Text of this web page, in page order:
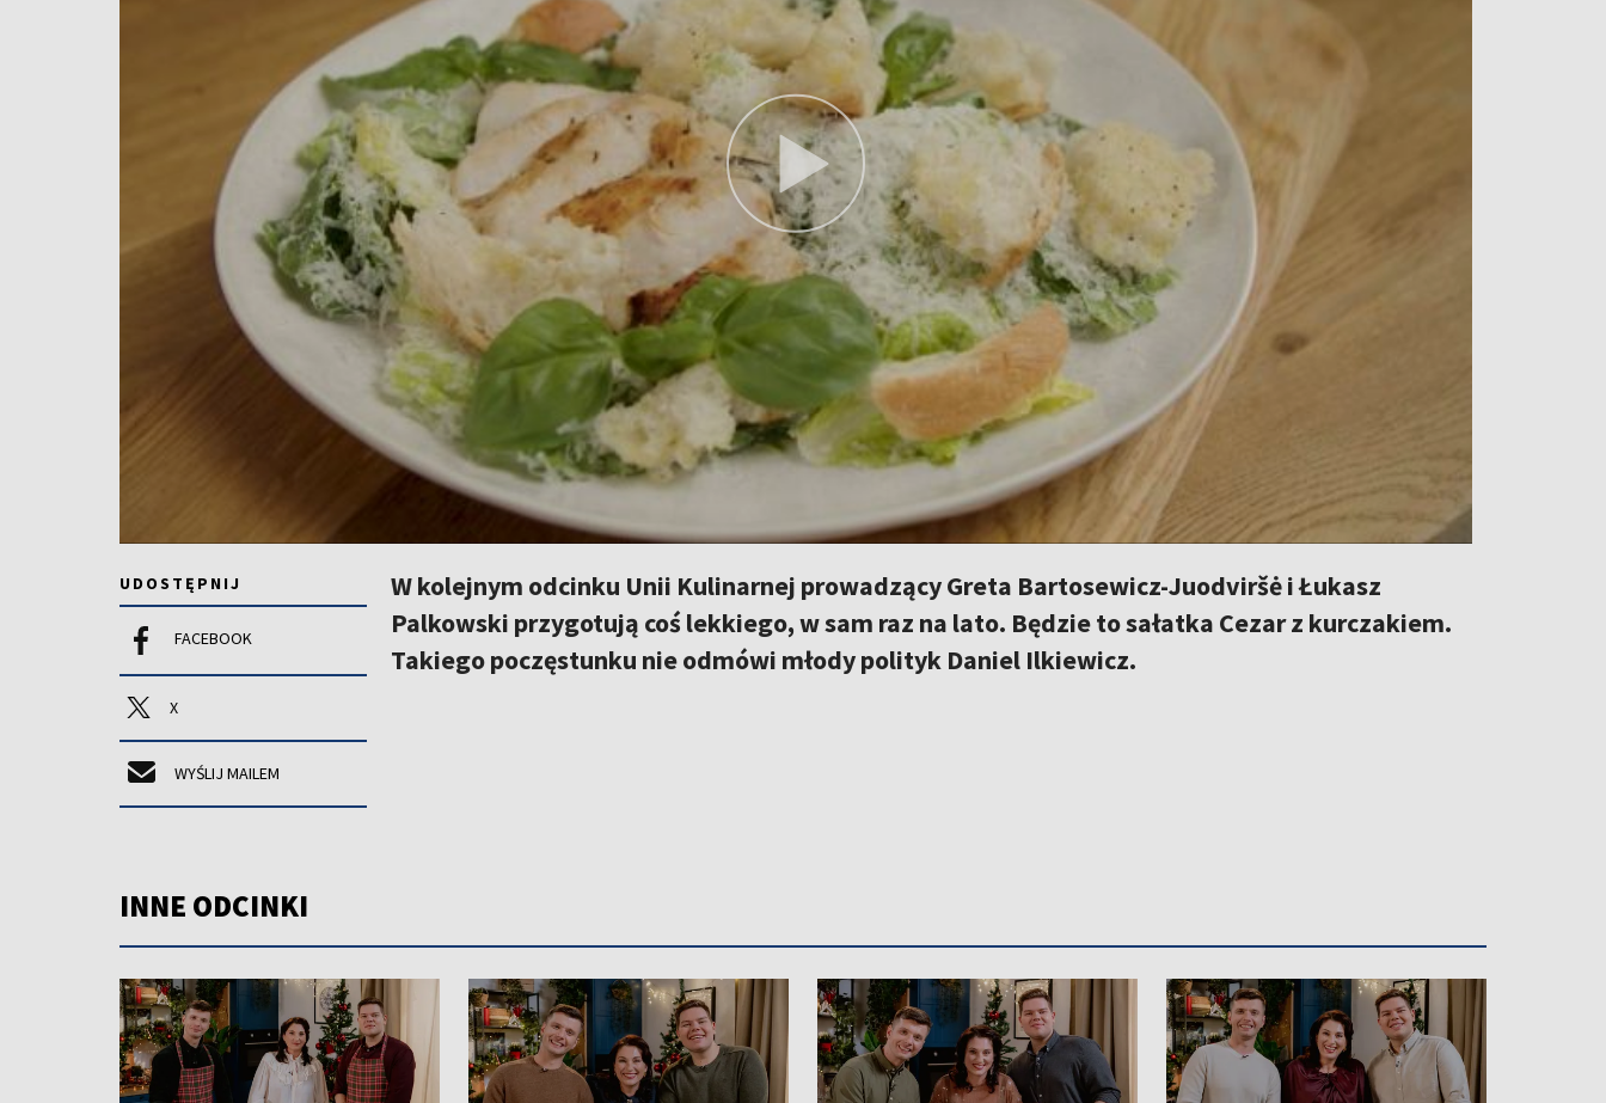
UDOSTĘPNIJ
FACEBOOK
X
WYŚLIJ MAILEM
W kolejnym odcinku Unii Kulinarnej prowadzący Greta Bartosewicz-Juodviršė i Łukasz
Palkowski przygotują coś lekkiego, w sam raz na lato. Będzie to sałatka Cezar z kurczakiem.
Takiego poczęstunku nie odmówi młody polityk Daniel Ilkiewicz.
INNE ODCINKI